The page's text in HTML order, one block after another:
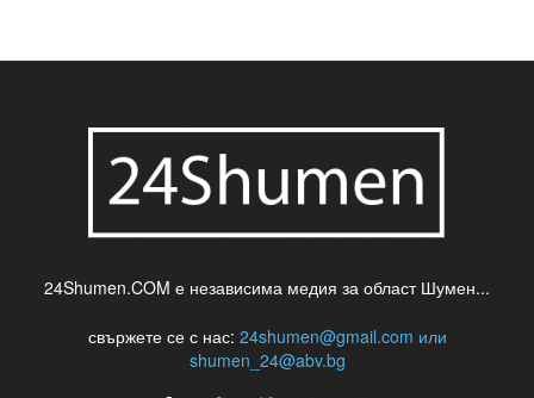
24Shumen.COM е независима медия за област Шумен...
свържете се с нас: 24shumen@gmail.com или
shumen_24@abv.bg